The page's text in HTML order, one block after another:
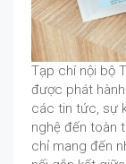
Tạp chí nội bộ
được phát
các tin tức, sự
nghệ đến toàn
chỉ mang đến